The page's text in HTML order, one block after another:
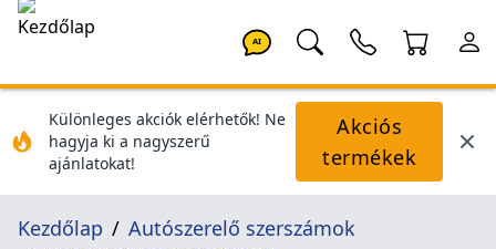
AI
Különleges akciók elérhetők! Ne
hagyja ki a nagyszerű
ajánlatokat!
Akciós
termékek
Kezdőlap
Autószerelő szerszámok